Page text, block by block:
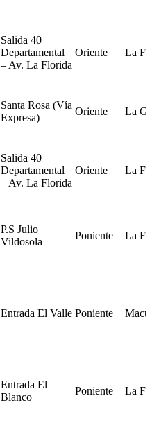
Salida 40
Departamental
– Av. La Florida
Oriente La
Santa Rosa (Vía
Expresa)
Oriente La
Salida 40
Departamental
– Av. La Florida
Oriente La
P.S Julio
Vildosola
Poniente La
Entrada El Valle Poniente Macul
Entrada El
Blanco
Poniente La